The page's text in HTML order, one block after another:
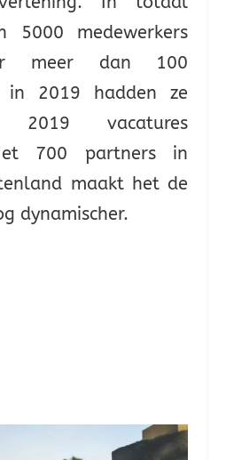
5000 medewerkers
meer dan 100
in 2019 hadden ze
vacatures
700 partners in
maakt het de
dynamischer.